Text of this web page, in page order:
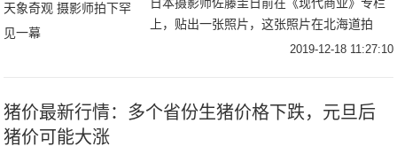
上，贴出一张照片，这张照片在北海道拍
摄，捕捉了四个气象奇观同时出现在一片天
2019-12-18 11:27:10
猪价最新行情：多个省份生猪价格下跌，元旦后
猪价可能大涨